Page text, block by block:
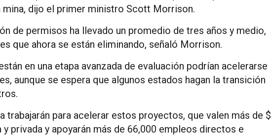
dijo el primer ministro Scott Morrison.
de permisos ha llevado un promedio de tres años y medio,
que ahora se están eliminando, señaló Morrison.
en una etapa avanzada de evaluación podrían acelerarse
aunque se espera que algunos estados hagan la transición
trabajarán para acelerar estos proyectos, que valen más de $
privada y apoyarán más de 66,000 empleos directos e